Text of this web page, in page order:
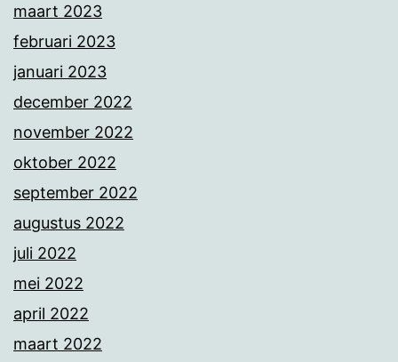
maart 2023
februari 2023
januari 2023
december 2022
november 2022
oktober 2022
september 2022
augustus 2022
juli 2022
mei 2022
april 2022
maart 2022